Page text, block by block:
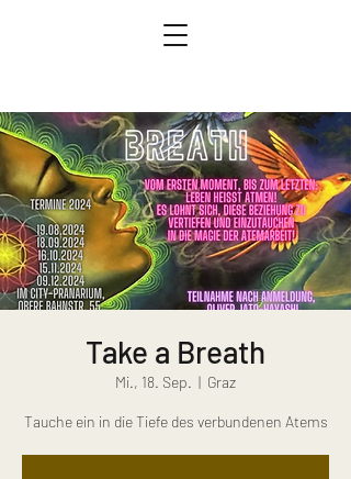
Take a Breath
Mi., 18. Sep.
  |
Graz
Tauche ein in die Tiefe des verbundenen Atems